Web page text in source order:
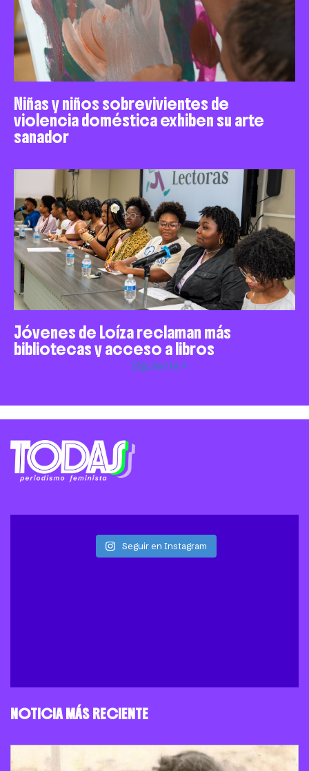
Niñas y niños sobrevivientes de
violencia doméstica exhiben su arte
sanador
Jóvenes de Loíza reclaman más
bibliotecas y acceso a libros
Siguiente »
Seguir en Instagram
NOTICIA MÁS RECIENTE